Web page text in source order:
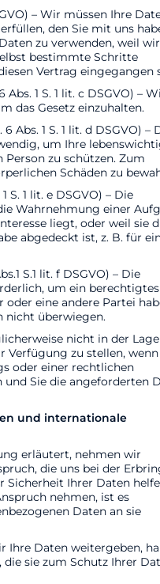
– Wir müssen Ihre
den Sie mit uns
zu verwenden, weil
bestimmte Schritte
Vertrag eingegangen
Abs. 1 S. 1 lit. c DSGVO) –
das Gesetz einzuhalten.
6 Abs. 1 S. 1 lit. d DSGVO) –
um Ihre
Person zu schützen. Zum
Schäden zu
S. 1 lit. e DSGVO) – Die
Wahrnehmung einer
liegt, oder weil sie
abgedeckt ist, z. B. für
S.1 lit. f DSGVO) – Die
um ein berechtigtes
oder eine andere Partei
nicht überwiegen.
nicht in der
Verfügung zu stellen,
oder einer rechtlichen
Sie die angeforderten
und internationale
erläutert, nehmen wir
die uns bei der
Sicherheit Ihrer Daten
nehmen, ist es
Daten an sie
Ihre Daten weitergeben,
sie zum Schutz Ihrer